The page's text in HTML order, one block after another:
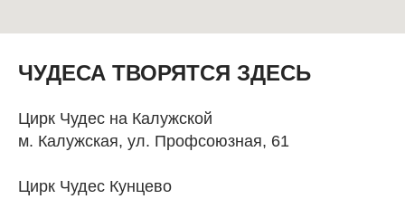
ЧУДЕСА ТВОРЯТСЯ ЗДЕСЬ
Цирк Чудес на Калужской
м. Калужская, ул. Профсоюзная, 61
Цирк Чудес Кунцево